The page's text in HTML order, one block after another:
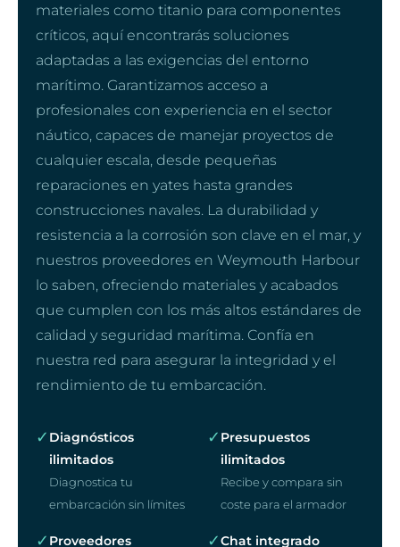
materiales como titanio para componentes
críticos, aquí encontrarás soluciones
adaptadas a las exigencias del entorno
marítimo. Garantizamos acceso a
profesionales con experiencia en el sector
náutico, capaces de manejar proyectos de
cualquier escala, desde pequeñas
reparaciones en yates hasta grandes
construcciones navales. La durabilidad y
resistencia a la corrosión son clave en el mar, y
nuestros proveedores en Weymouth Harbour
lo saben, ofreciendo materiales y acabados
que cumplen con los más altos estándares de
calidad y seguridad marítima. Confía en
nuestra red para asegurar la integridad y el
rendimiento de tu embarcación.
✓ Diagnósticos
ilimitados
Diagnostica tu
embarcación sin límites
✓ Presupuestos
ilimitados
Recibe y compara sin
coste para el armador
✓ Proveedores ✓Chat integrado